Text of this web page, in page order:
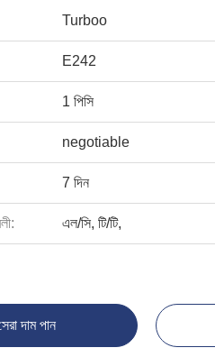
Turboo
E242
1 পিসি
negotiable
7 দিন
এল/সি, টি/টি,
দাম পান